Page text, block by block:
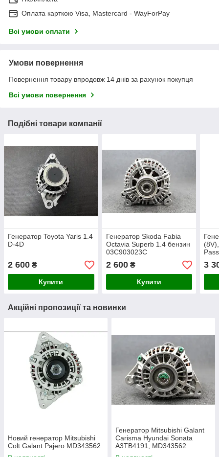
Оплата карткою Visa, Mastercard - WayForPay
Всі умови оплати
Умови повернення
Повернення товару впродовж 14 днів за рахунок покупця
Всі умови повернення
Подібні товари компанії
Генератор Toyota Yaris 1.4
D-4D
2 600 ₴
Купити
Генератор Skoda Fabia
Octavia Superb 1.4 бензин
03C903023C
2 600₴
Купити
3
Акційні пропозиції та новинки
Новий генератор Mitsubishi
Colt Galant Pajero MD343562
Генератор Mitsubishi Galant
Carisma Hyundai Sonata
A3TB4191, MD343562